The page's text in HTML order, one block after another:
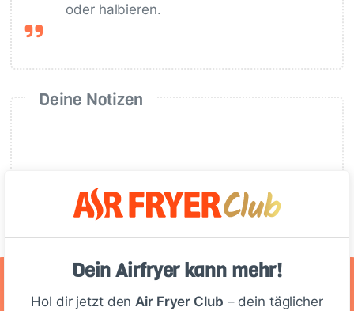
Dein Airfryer kann mehr!
Hol dir jetzt denAir Fryer Club – dein täglicher
oder halbieren.
Deine Notizen
Schreiben
Ernährungswerte